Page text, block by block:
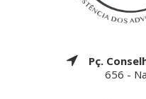
Pç.
656 -